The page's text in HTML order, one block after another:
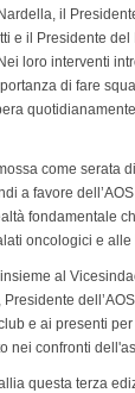
il
e il Presidente del
loro interventi
di fare
come serata
a favore
fondamentale
oncologici e
al
e ai presenti
nei confronti
questa terza